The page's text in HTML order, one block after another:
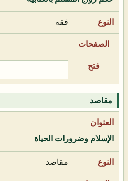
فقه
مقاصد
الإسلام وضرورات الحياة
مقاصد